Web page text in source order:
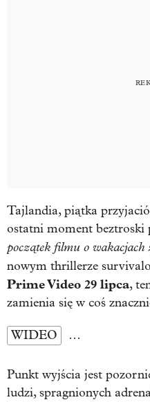
Tajlandia, piątka
ostatni moment beztroski
początek filmu o wakacjach
nowym thrillerze
Prime Video 29 lipca,
zamienia się w coś
WIDEO …
Punkt wyjścia jest
ludzi, spragnionych